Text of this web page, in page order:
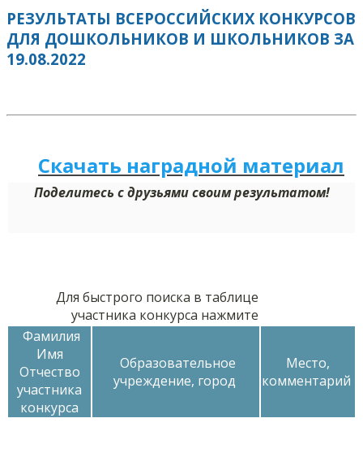
РЕЗУЛЬТАТЫ ВСЕРОССИЙСКИХ КОНКУРСОВ
ДЛЯ ДОШКОЛЬНИКОВ И ШКОЛЬНИКОВ ЗА
19.08.2022
Скачать наградной материал
Поделитесь с друзьями своим результатом!
Для быстрого поиска в таблице
участника конкурса нажмите
Фамилия
Имя
Отчество
участника
конкурса
Образовательное
учреждение, город
Место,
комментарий